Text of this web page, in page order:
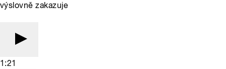
výslovně zakazuje
1:21